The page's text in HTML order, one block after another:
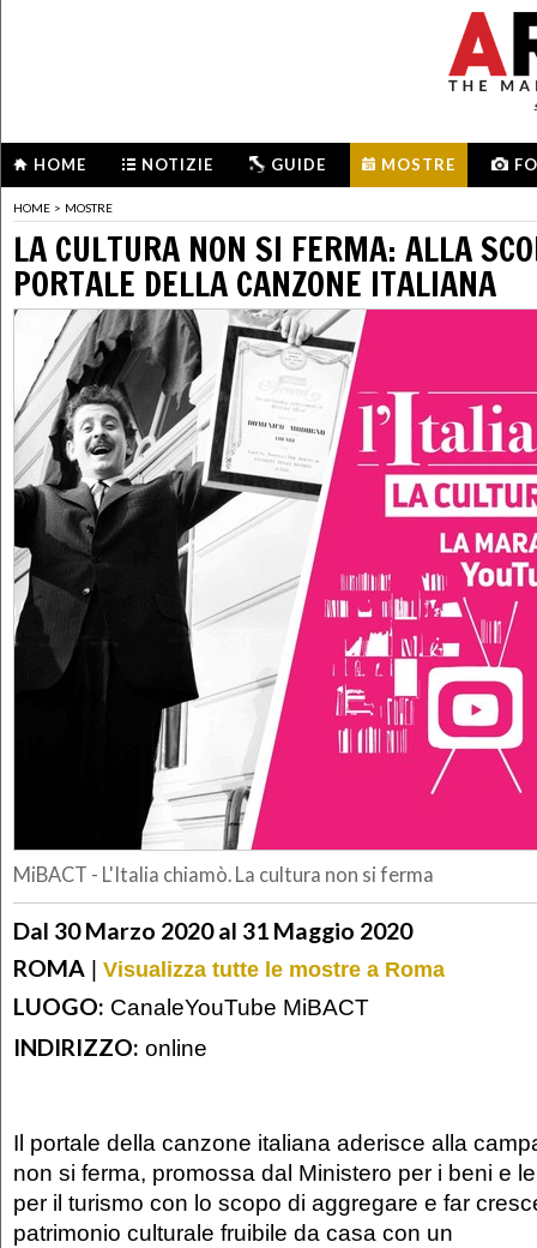
HOME NOTIZIE GUIDE MOSTRE
HOME > MOSTRE
LA CULTURA NON SI FERMA: ALLA
PORTALE DELLA CANZONE ITALIANA
MiBACT - L'Italia chiamò. La cultura non si ferma
Dal 30 Marzo 2020 al 31 Maggio 2020
ROMA | Visualizza tutte le mostre a Roma
LUOGO: CanaleYouTube MiBACT
INDIRIZZO: online
Il portale della canzone italiana aderisce alla
non si ferma, promossa dal Ministero per i beni e
per il turismo con lo scopo di aggregare e far
patrimonio culturale fruibile da casa con un